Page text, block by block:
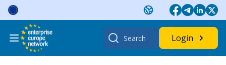
Skip
content
Search
for:
Login